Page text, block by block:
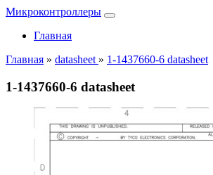
Микроконтроллеры
Главная
Главная » datasheet » 1-1437660-6 datasheet
1-1437660-6 datasheet